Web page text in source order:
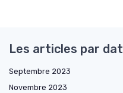
Les articles par
Septembre 2023
Novembre 2023